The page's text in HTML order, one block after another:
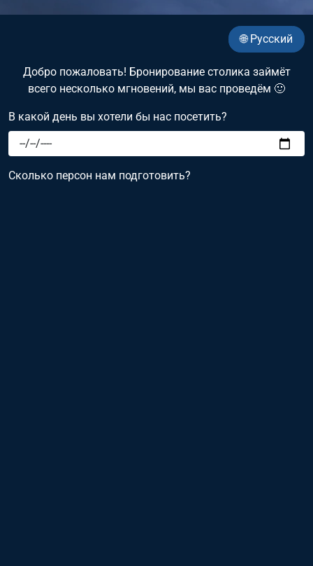
🌐 Русский
Добро пожаловать! Бронирование столика займёт
всего несколько мгновений, мы вас проведём 🙂
В какой день вы хотели бы нас посетить?
Сколько персон нам подготовить?